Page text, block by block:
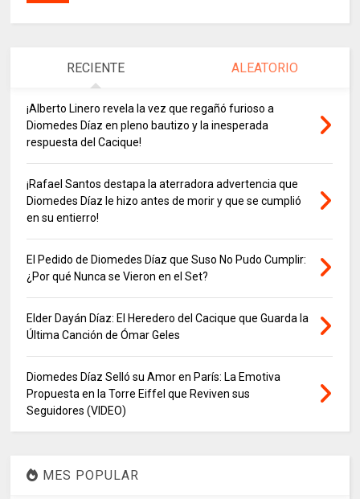
RECIENTE ALEATORIO
¡Alberto Linero revela la vez que regañó furioso a
Diomedes Díaz en pleno bautizo y la inesperada
respuesta del Cacique!
¡Rafael Santos destapa la aterradora advertencia que
Diomedes Díaz le hizo antes de morir y que se cumplió
en su entierro!
El Pedido de Diomedes Díaz que Suso No Pudo Cumplir:
¿Por qué Nunca se Vieron en el Set?
Elder Dayán Díaz: El Heredero del Cacique que Guarda la
Última Canción de Ómar Geles
Diomedes Díaz Selló su Amor en París: La Emotiva
Propuesta en la Torre Eiffel que Reviven sus
Seguidores (VIDEO)
MES POPULAR